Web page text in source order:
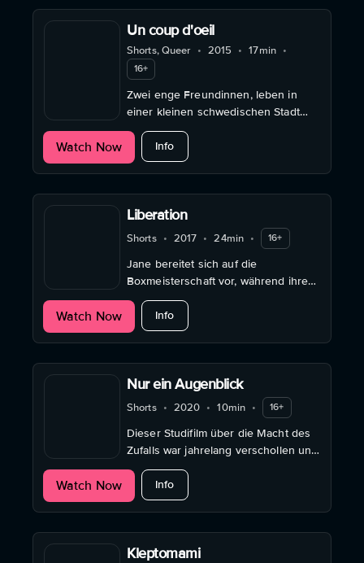
Un coup d'oeil
Shorts, Queer • 2015 • 17min •
16+
Zwei enge Freundinnen, leben in
einer kleinen schwedischen Stadt
und laden eine mysteriöse
Couchsurferin ein, bei ihnen zu
übernachten.
Watch Now Infoabout Un coup d'oeil
Liberation
Shorts • 2017 • 24min • 16+
Jane bereitet sich auf die
Boxmeisterschaft vor, während ihre
Freundin eine Familie gründen will.
Watch Now Infoabout Liberation
Nur ein Augenblick
Shorts • 2020 • 10min • 16+
Dieser Studifilm über die Macht des
Zufalls war jahrelang verschollen und
wurde erst durch Zufall
wiederentdeckt.
Watch Now Infoabout Nur ein Augenblick
Kleptomami